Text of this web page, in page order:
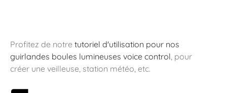
Profitez de notre tutoriel d'utilisation pour nos
guirlandes boules lumineuses voice control , pour
créer une veilleuse, station météo, etc.